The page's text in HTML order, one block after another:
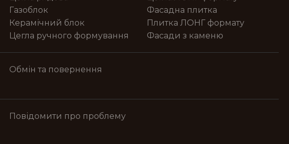
Газоблок
Керамічний блок
Цегла ручного формування
Фасадна плитка
Плитка ЛОНГ формату
Фасади з каменю
Обмін та повернення
Повідомити про проблему